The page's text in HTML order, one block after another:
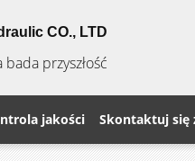
CO., LTD
przyszłość
jakości Skontaktuj się